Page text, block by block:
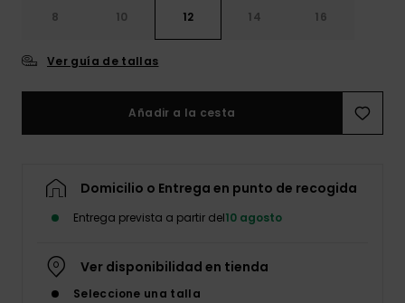
8 10 12 14 16
Ver guía de tallas
Añadir a la cesta
Domicilio o Entrega en punto de recogida
Entrega prevista a partir del10 agosto
Ver disponibilidad en tienda
Seleccione una talla